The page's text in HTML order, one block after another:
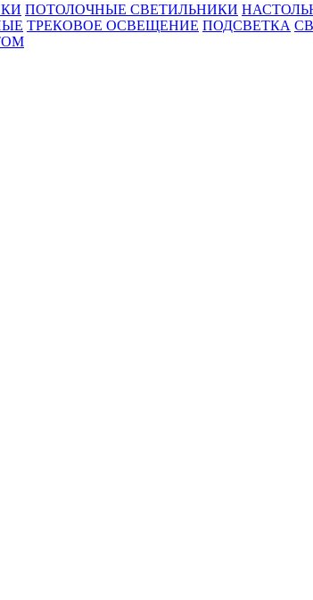
ПОТОЛОЧНЫЕ СВЕТИЛЬНИКИ
ТРЕКОВОЕ ОСВЕЩЕНИЕ ПОДСВЕТКА